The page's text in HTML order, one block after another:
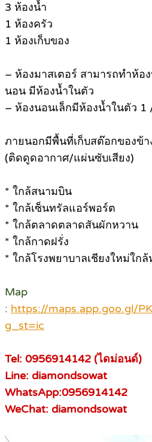
3 ห้องน้ำ
1 ห้องครัว
1 ห้องเก็บของ
– ห้องมาสเตอร์ สามารถทำห้อ
นอน มีห้องน้ำในตัว
– ห้องนอนเล็กมีห้องน้ำในตัว 1
ภายนอกมีพื้นที่เก็บสต๊อกของข้า
(ติดดูดอากาศ/แผ่นซับเสียง)
* ใกล้สนามบิน
* ใกล้เซ็นทรัลแอร์พอร์ต
* ใกล้ตลาดตลาดสันผักหวาน
* ใกล้กาดฝรั่ง
* ใกล้โรงพยาบาลเชียงใหม่ใก
Map
: https://maps.app.goo.gl/
g_st=ic
Tel: 0956914142 (ไดม่อนด์)
Line: diamondsowat
WhatsApp:0956914142
WeChat: diamondsowat